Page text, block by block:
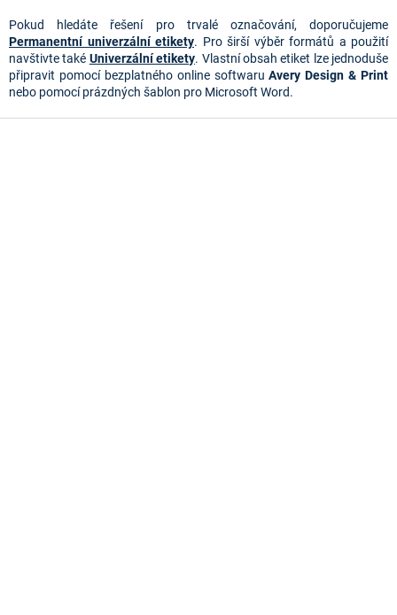
v
ý
p
i
s
Pokud hledáte řešení pro trvalé označování, doporučujeme
Permanentní univerzální etikety. Pro širší výběr formátů a použití
navštivte také Univerzální etikety. Vlastní obsah etiket lze jednoduše
připravit pomocí bezplatného online softwaruAvery Design & Print
nebo pomocí prázdných šablon pro Microsoft Word.